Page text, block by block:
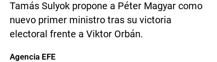
Tamás Sulyok propone a Péter Magyar como
nuevo primer ministro tras su victoria
electoral frente a Viktor Orbán.
Agencia EFE